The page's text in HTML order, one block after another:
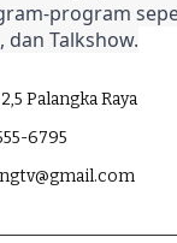
program
Talkshow.
Palangka Raya
6795